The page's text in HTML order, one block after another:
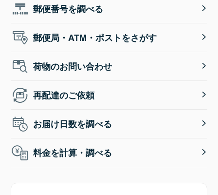
郵便番号を調べる
郵便局・ATM・ポストをさがす
荷物のお問い合わせ
再配達のご依頼
お届け日数を調べる
料金を計算・調べる